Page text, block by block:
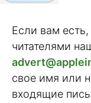
Если вам
читателями
свое имя или
входящие